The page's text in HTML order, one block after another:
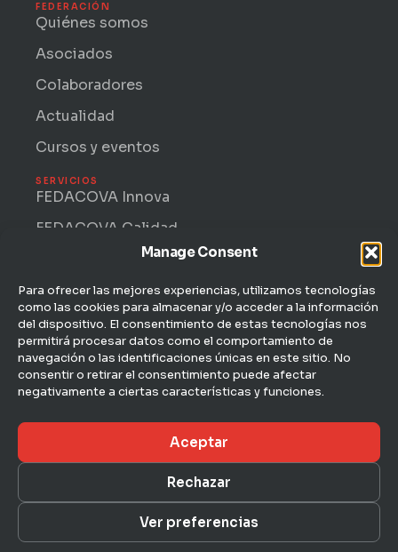
Manage Consent
Para ofrecer las mejores experiencias, utilizamos tecnologías
como las cookies para almacenar y/o acceder a la información
del dispositivo. El consentimiento de estas tecnologías nos
permitirá procesar datos como el comportamiento de
navegación o las identificaciones únicas en este sitio. No
consentir o retirar el consentimiento puede afectar
negativamente a ciertas características y funciones.
Aceptar
Rechazar
Ver preferencias
FEDERACIÓN
Quiénes somos
Asociados
Colaboradores
Actualidad
Cursos y eventos
SERVICIOS
FEDACOVA Innova
FEDACOVA Calidad
Internacional · ENTRII
FEDACOVA Informa
Jurídico Laboral
CONTACTO
C/ Hernán Cortés, 4 — 1ª
46004 Valencia
fedacova@fedacova.org
© 2026 FEDACOVA · Federación Empresarial de
Agroalimentación de la Comunidad Valenciana
Privacidad